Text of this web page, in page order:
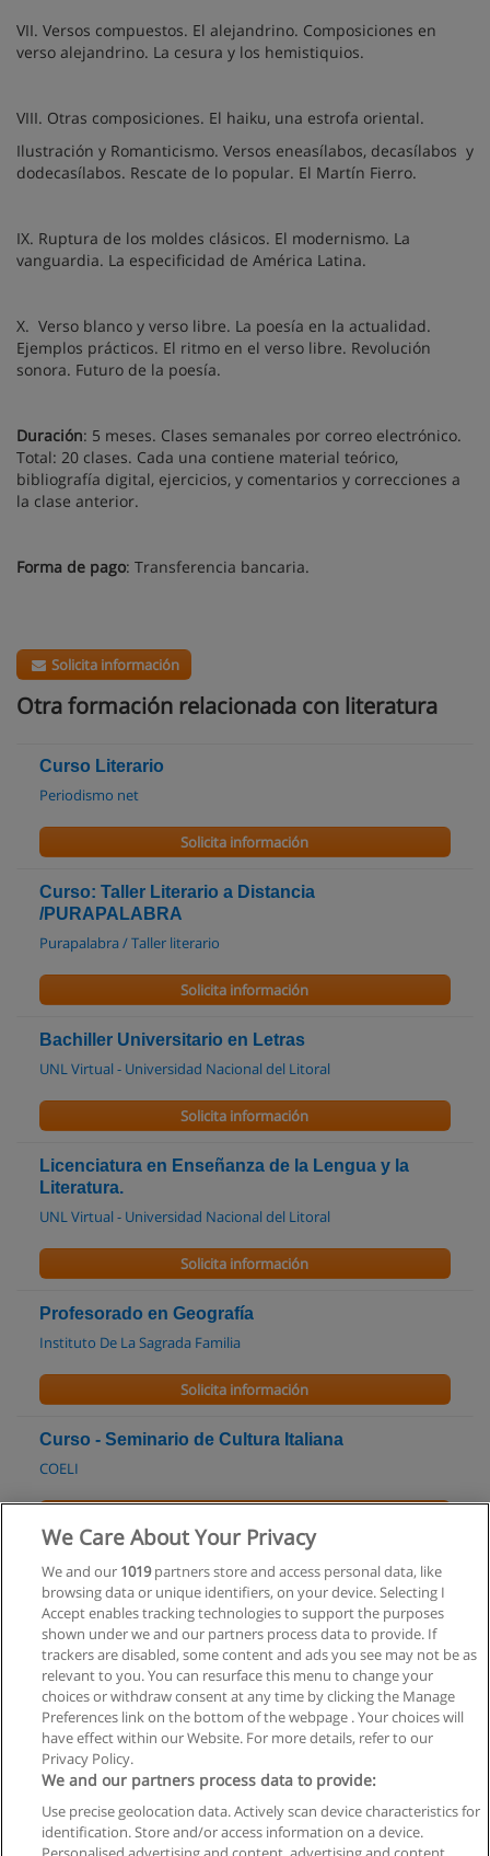
VII. Versos compuestos. El alejandrino. Composiciones en
verso alejandrino. La cesura y los hemistiquios.
VIII. Otras composiciones. El haiku, una estrofa oriental.
Ilustración y Romanticismo. Versos eneasílabos, decasílabos y
dodecasílabos. Rescate de lo popular. El Martín Fierro.
IX. Ruptura de los moldes clásicos. El modernismo. La
vanguardia. La especificidad de América Latina.
X. Verso blanco y verso libre. La poesía en la actualidad.
Ejemplos prácticos. El ritmo en el verso libre. Revolución
sonora. Futuro de la poesía.
Duración: 5 meses. Clases semanales por correo electrónico.
Total: 20 clases. Cada una contiene material teórico,
bibliografía digital, ejercicios, y comentarios y correcciones a
la clase anterior.
Forma de pago: Transferencia bancaria.
Solicita información
Otra formación relacionada con literatura
Curso Literario
Periodismo net
Solicita información
Curso: Taller Literario a Distancia
/PURAPALABRA
Purapalabra / Taller literario
Solicita información
Bachiller Universitario en Letras
UNL Virtual - Universidad Nacional del Litoral
Solicita información
Licenciatura en Enseñanza de la Lengua y la
Literatura.
UNL Virtual - Universidad Nacional del Litoral
Solicita información
Profesorado en Geografía
Instituto De La Sagrada Familia
Solicita información
Curso - Seminario de Cultura Italiana
COELI
Licenciatura en Cartografía
UNL - Universidad Nacional del Litoral
Solicita información
Privacidad de datos
Contactar con Educaedu
We Care About Your Privacy
We and our 1019partners store and access personal data, like
browsing data or unique identifiers, on your device. Selecting I
Accept enables tracking technologies to support the purposes
shown under we and our partners process data to provide. If
trackers are disabled, some content and ads you see may not be as
relevant to you. You can resurface this menu to change your
choices or withdraw consent at any time by clicking the Manage
Preferences link on the bottom of the webpage . Your choices will
have effect within our Website. For more details, refer to our
Privacy Policy.
We and our partners process data to provide:
Use precise geolocation data. Actively scan device characteristics for
identification. Store and/or access information on a device.